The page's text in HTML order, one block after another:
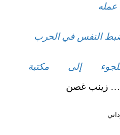
النفس في الحرب
إلى مكتبة
غصن